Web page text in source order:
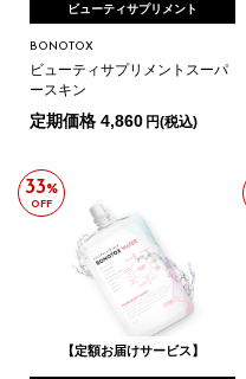
ビューティサプリメント
BONOTOX
ビューティサプリメントスーパ
ースキン
定期価格 4,860 円(税込)
【定額お届けサービス】
33%
OFF